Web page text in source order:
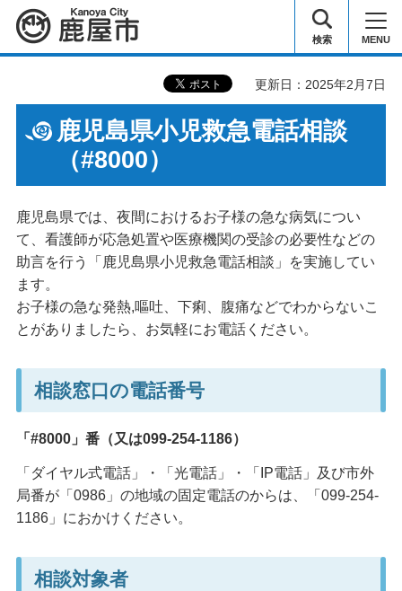
鹿屋市 検索 MENU
更新日：2025年2月7日
鹿児島県小児救急電話相談
（#8000）
鹿児島県では、夜間におけるお子様の急な病気につい
て、看護師が応急処置や医療機関の受診の必要性などの
助言を行う「鹿児島県小児救急電話相談」を実施してい
ます。
お子様の急な発熱,嘔吐、下痢、腹痛などでわからないこ
とがありましたら、お気軽にお電話ください。
相談窓口の電話番号
「#8000」番（又は099-254-1186）
「ダイヤル式電話」・「光電話」・「IP電話」及び市外
局番が「0986」の地域の固定電話のからは、「099-254-
1186」におかけください。
相談対象者